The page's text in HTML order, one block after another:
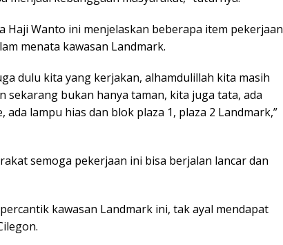
Haji Wanto ini menjelaskan beberapa item pekerjaan
menata kawasan Landmark.
dulu kita yang kerjakan, alhamdulillah kita masih
sekarang bukan hanya taman, kita juga tata, ada
lampu hias dan blok plaza 1, plaza 2 Landmark,”
semoga pekerjaan ini bisa berjalan lancar dan
kawasan Landmark ini, tak ayal mendapat